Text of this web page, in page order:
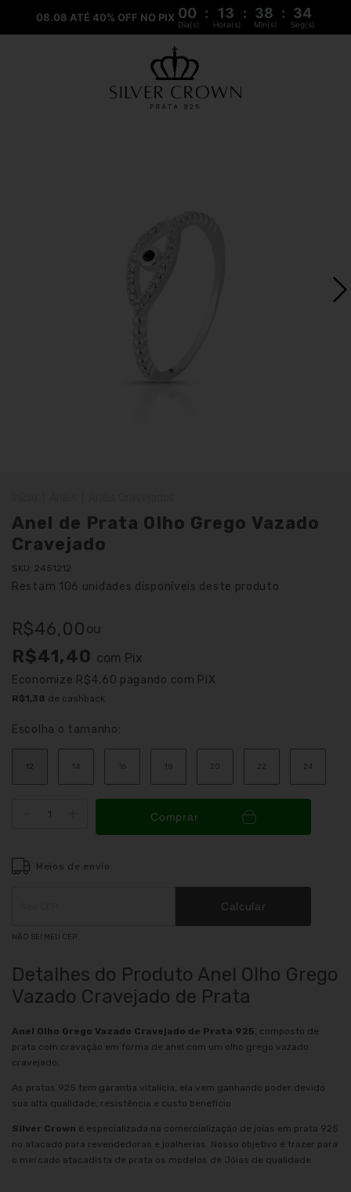
08.08 ATÉ 40% OFF NO PIX 00 : 13 : 38 : 33
Dia(s) Hora(s) Min(s) Seg(s)
Anel de Prata Olho Grego Vazado
Cravejado
SKU: 2451212
Restam 106 unidades disponíveis deste produto
R$46,00 ou
R$41,40 com Pix
Economize R$4,60 pagando com PIX
R$1,38 de cashback
Escolha o tamanho:
12 14 16 18 20 22 24
Comprar
Meios de envio
ALTERAR CEP
Calcular
NÃO SEI MEU CEP
Detalhes do Produto Anel Olho Grego
Vazado Cravejado de Prata
Anel Olho Grego Vazado Cravejado de Prata 925, composto de
prata com cravação em forma de anel com um olho grego vazado
cravejado;
As pratas 925 tem garantia vitalícia, ela vem ganhando poder devido
sua alta qualidade, resistência e custo benefício.
Silver Crown é especializada na comercialização de joias em prata 925
no atacado para revendedoras e joalherias. Nosso objetivo é trazer para
o mercado atacadista de prata os modelos de Jóias de qualidade.